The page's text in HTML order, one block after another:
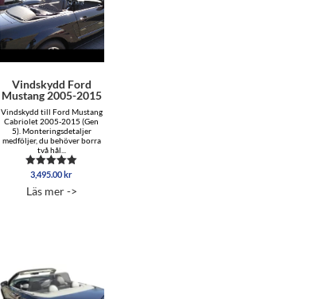
Vindskydd Ford
Mustang 2005-2015
Vindskydd till Ford Mustang
Cabriolet 2005-2015 (Gen
5). Monteringsdetaljer
medföljer, du behöver borra
två hål...
Betygsatt
av 5
3,495.00kr
Läs mer ->